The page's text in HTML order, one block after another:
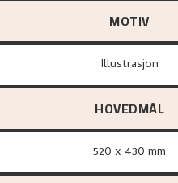
MOTIV
Illustrasjon
HOVEDMÅL
520 x 430 mm